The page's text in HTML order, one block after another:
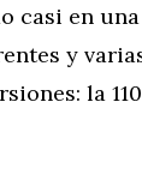
casi en
y
la